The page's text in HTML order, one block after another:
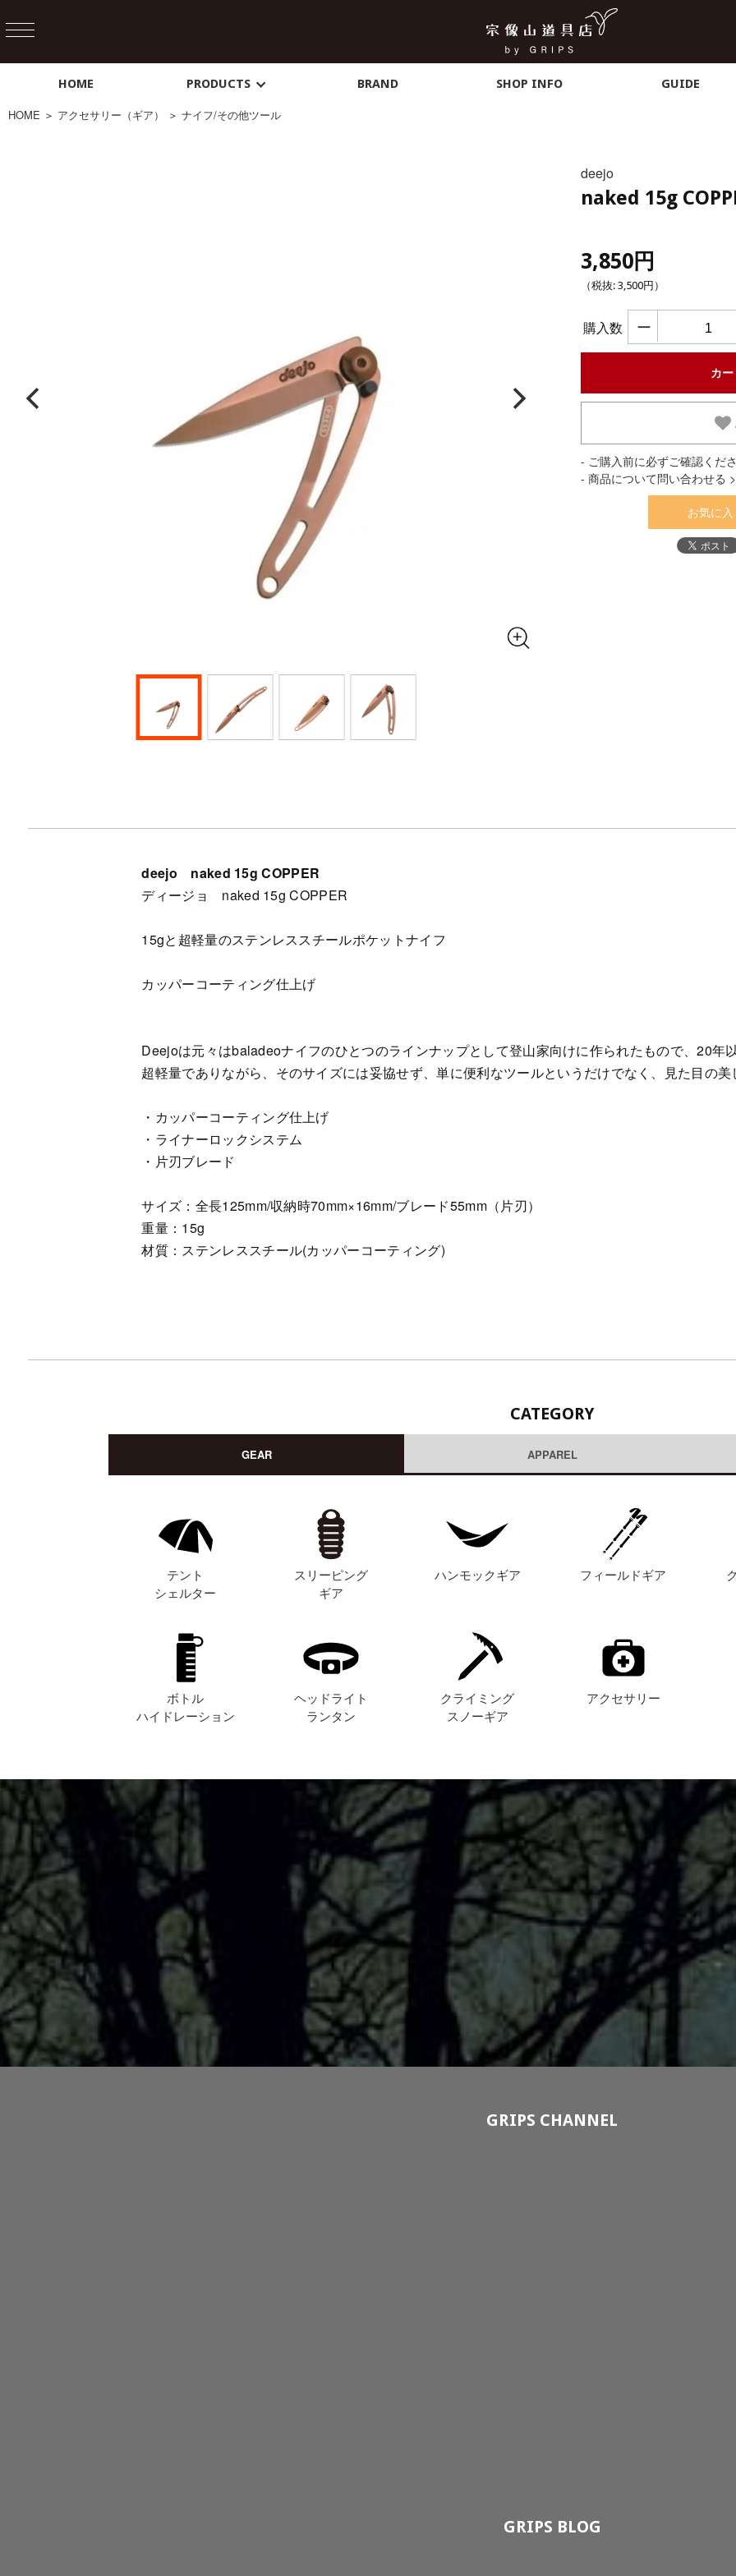
HOME PRODUCTS BRAND SHOP INFO GUIDE
HOME ＞ アクセサリー（ギア） ＞ ナイフ/その他ツール
deejo
naked 15g
3,850円
（税抜: 3,500円 ）
購入数 ー
- ご購入前に必ずご確認くだ
- 商品について問い合わせる
お気に
deejo naked 15g COPPER
ディージョ naked 15g COPPER
15gと超軽量のステンレススチールポケットナイフ
カッパーコーティング仕上げ
Deejoは元々はbaladeoナイフのひとつのラインナップとして登山家向けに作られたもので、20年
超軽量でありながら、そのサイズには妥協せず、単に便利なツールというだけでなく、見た目の
・カッパーコーティング仕上げ
・ライナーロックシステム
・片刃ブレード
サイズ：全長125mm/収納時70mm×16mm/ブレード55mm（片刃）
重量：15g
材質：ステンレススチール(カッパーコーティング)
CATEGORY
GEAR APPAREL
テント
シェルター
スリーピング
ギア
ハンモックギア フィールドギア
ボトル
ハイドレーション
ヘッドライト
ランタン
クライミング
スノーギア
アクセサリー
GRIPS CHANNEL
GRIPS BLOG